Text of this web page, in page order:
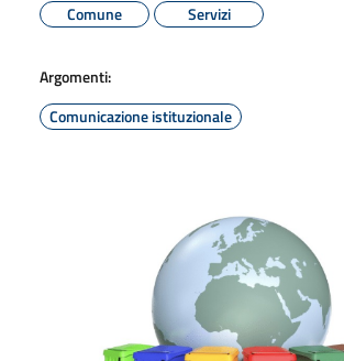
Comune
Servizi
Argomenti:
Comunicazione istituzionale